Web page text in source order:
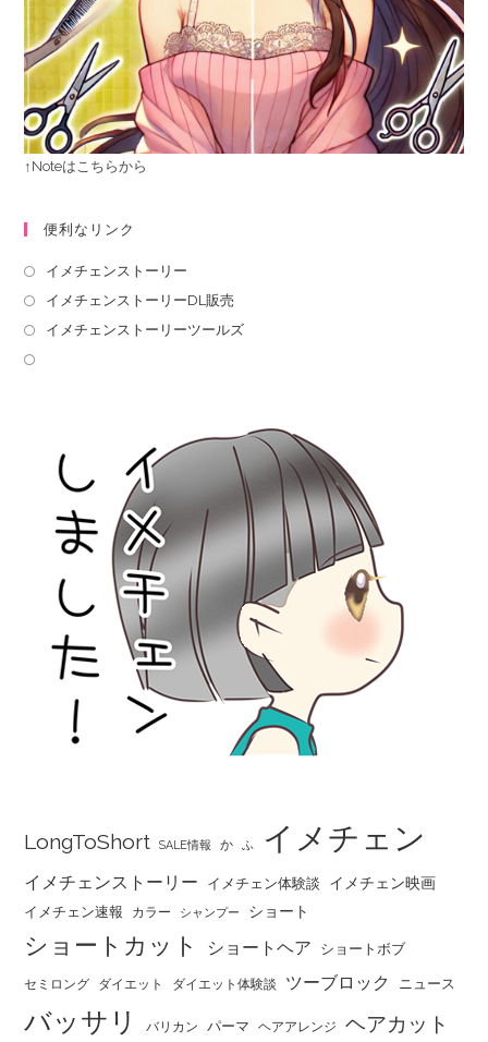
↑Noteはこちらから
便利なリンク
イメチェンストーリー
イメチェンストーリーDL販売
イメチェンストーリーツールズ
LongToShort SALE情報 か ふ イメチェン
イメチェンストーリー イメチェン体験談 イメチェン映画
イメチェン速報 カラー シャンプー ショート
ショートカット ショートヘア ショートボブ
セミロング ダイエット ダイエット体験談 ツーブロック ニュース
バッサリ バリカン パーマ ヘアアレンジ ヘアカット